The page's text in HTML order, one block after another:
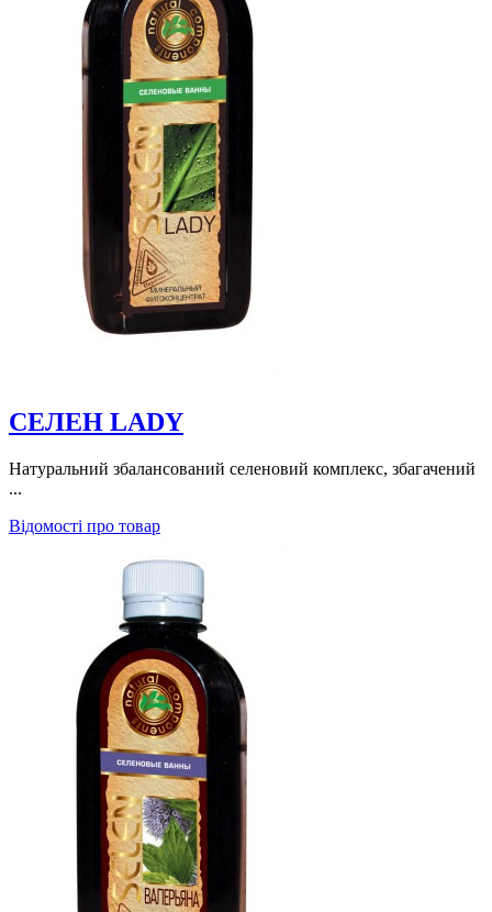
СЕЛЕН LADY
Натуральний збалансований селеновий комплекс, збагачений
...
Відомості про товар